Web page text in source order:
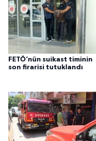
FETÖ’nün suikast timinin
son firarisi tutuklandı